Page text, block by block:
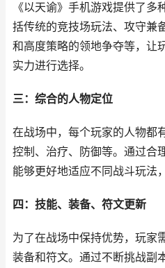
《以天谕》手机游戏提供了
括传统的竞技场玩法、攻守兼
和高度策略的领地争夺等，让
实力进行选择。
三：综合的人物定位
在战场中，每个玩家的人物都
控制、治疗、防御等。通过合
能够更好地适应不同战斗玩法
四：技能、装备、符文更新
为了在战场中保持优势，玩家
装备和符文。通过不断挑战副